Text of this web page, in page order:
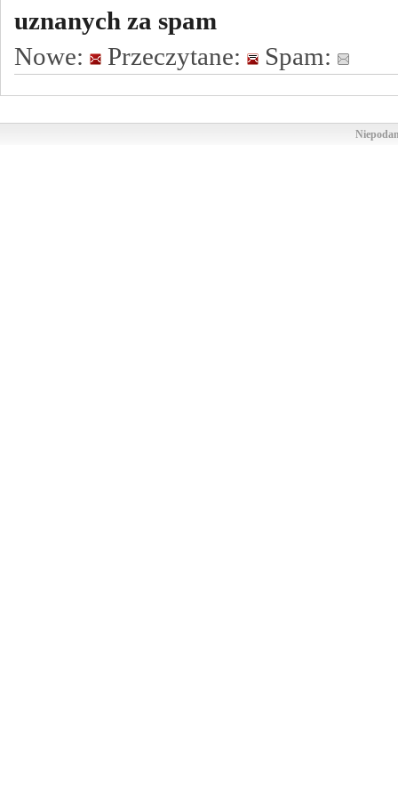
uznanych za spam
Nowe:
Przeczytane: Spam: